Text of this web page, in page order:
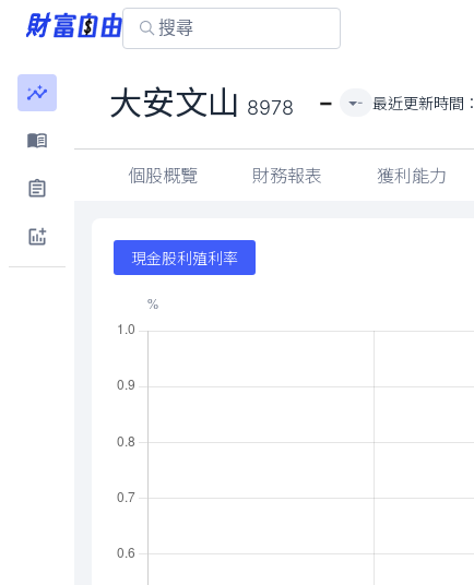
大安文山 8978 - - 最近更新時間：
個股概覽 財務報表 獲利能力
現金股利殖利率